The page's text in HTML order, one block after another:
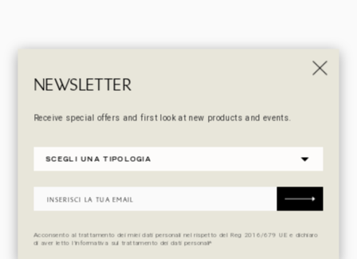
NEWSLETTER
Receive special offers and first look at new products and events.
Acconsento al trattamento dei miei dati personali nel rispetto del Reg 2016/679 UE e dichiaro
di aver letto l’informativa sul trattamento dei dati personali*